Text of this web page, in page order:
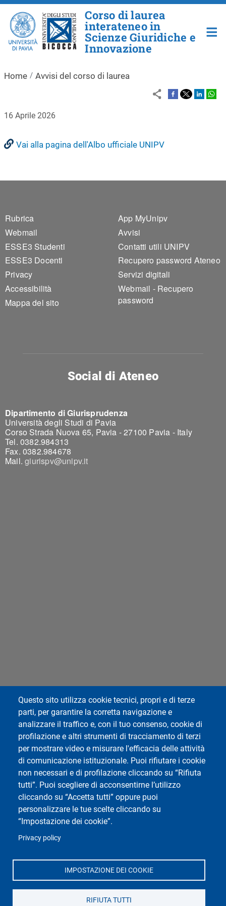
Salta al contenuto principale
Corso di laurea
interateneo in
Scienze Giuridiche e
Innovazione
Home Avvisi del corso di laurea
16 Aprile 2026
Vai alla pagina dell'Albo ufficiale UNIPV
Questo sito utilizza cookie tecnici, propri e di terze
parti, per garantire la corretta navigazione e
analizzare il traffico e, con il tuo consenso, cookie di
profilazione e altri strumenti di tracciamento di terzi
per mostrare video e misurare l'efficacia delle attività
di comunicazione istituzionale. Puoi rifiutare i cookie
non necessari e di profilazione cliccando su “Rifiuta
tutti”. Puoi scegliere di acconsentirne l’utilizzo
cliccando su “Accetta tutti” oppure puoi
personalizzare le tue scelte cliccando su
“Impostazione dei cookie”.
Privacy policy
IMPOSTAZIONE DEI COOKIE
RIFIUTA TUTTI
Footer 1
Rubrica
Webmail
ESSE3 Studenti
ESSE3 Docenti
Privacy
Accessibilità
Mappa del sito
Footer 2
App MyUnipv
Avvisi
Contatti utili UNIPV
Recupero password Ateneo
Servizi digitali
Webmail - Recupero
password
Dipartimento di Giurisprudenza
Università degli Studi di Pavia
Corso Strada Nuova 65, Pavia - 27100 Pavia - Italy
Tel. 0382.984313
Fax. 0382.984678
Mail.giurispv@unipv.it
Social di Ateneo